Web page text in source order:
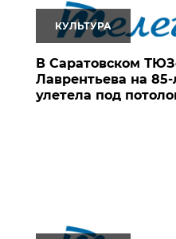
КУЛЬТУРА
В Саратовском
Лаврентьева на
улетела под